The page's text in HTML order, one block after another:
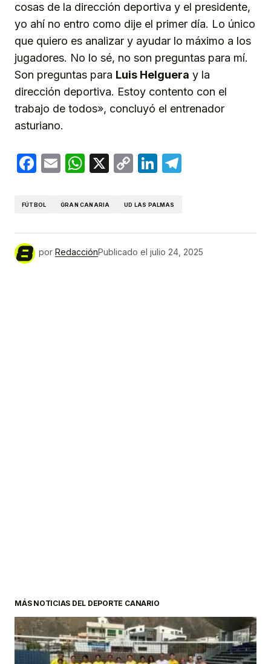
cosas de la dirección deportiva y el presidente,
yo ahí no entro como dije el primer día. Lo único
que quiero es analizar y ayudar lo máximo a los
jugadores. No lo sé, no son preguntas para mí.
Son preguntas para Luis Helguera y la
dirección deportiva. Estoy contento con el
trabajo de todos», concluyó el entrenador
asturiano.
Facebook
EmailWhatsApp
X
CopyLinkedIn
FÚTBOL GRAN CANARIA UD LAS PALMAS
por RedacciónPublicado el julio 24, 2025
MÁS NOTICIAS DEL DEPORTE CANARIO